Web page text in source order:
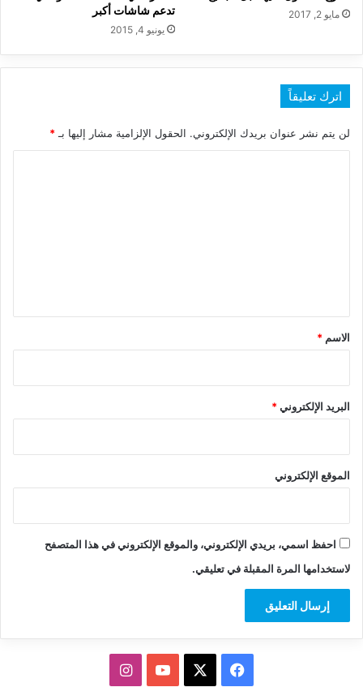
مايو 2, 2017
تدعم شاشات أكبر
يونيو 4, 2015
اترك تعليقاً
لن يتم نشر عنوان بريدك الإلكتروني. الحقول الإلزامية مشار إليها بـ *
*
الاسم *
البريد الإلكتروني*
الموقع الإلكتروني
احفظ اسمي، بريدي الإلكتروني، والموقع الإلكتروني في هذا المتصفح
لاستخدامها المرة المقبلة في تعليقي.
فيسبوك ‫YouTubeانستقرام